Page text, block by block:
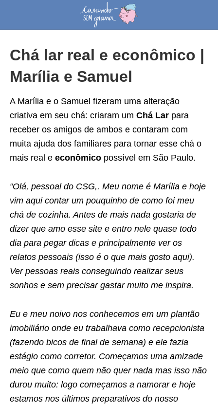
Chá lar real e econômico |
Marília e Samuel
A Marília e o Samuel fizeram uma alteração
criativa em seu chá: criaram um Chá Lar para
receber os amigos de ambos e contaram com
muita ajuda dos familiares para tornar esse chá o
mais real e econômico possível em São Paulo.
“Olá, pessoal do CSG,. Meu nome é Marília e hoje
vim aqui contar um pouquinho de como foi meu
chá de cozinha. Antes de mais nada gostaria de
dizer que amo esse site e entro nele quase todo
dia para pegar dicas e principalmente ver os
relatos pessoais (isso é o que mais gosto aqui).
Ver pessoas reais conseguindo realizar seus
sonhos e sem precisar gastar muito me inspira.
Eu e meu noivo nos conhecemos em um plantão
imobiliário onde eu trabalhava como recepcionista
(fazendo bicos de final de semana) e ele fazia
estágio como corretor. Começamos uma amizade
meio que como quem não quer nada mas isso não
durou muito: logo começamos a namorar e hoje
estamos nos últimos preparativos do nosso